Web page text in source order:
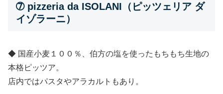
➆ pizzeria da ISOLANI（ピッツェリア ダ
イゾラーニ）
◆ 国産小麦１００％、伯方の塩を使ったもちもち生地の
本格ピッツア。
店内ではパスタやアラカルトもあり。